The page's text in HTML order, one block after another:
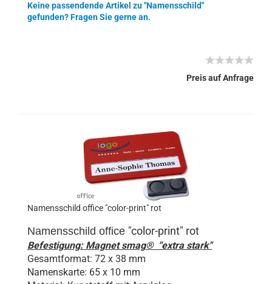
Keine passendende Artikel zu "Namensschild"
gefunden? Fragen Sie gerne an.
Preis auf Anfrage
Namensschild office "color-print" rot
Namensschild office "color-print" rot
Befestigung: Magnet smag® "extra stark"
Gesamtformat: 72 x 38 mm
Namenskarte: 65 x 10 mm